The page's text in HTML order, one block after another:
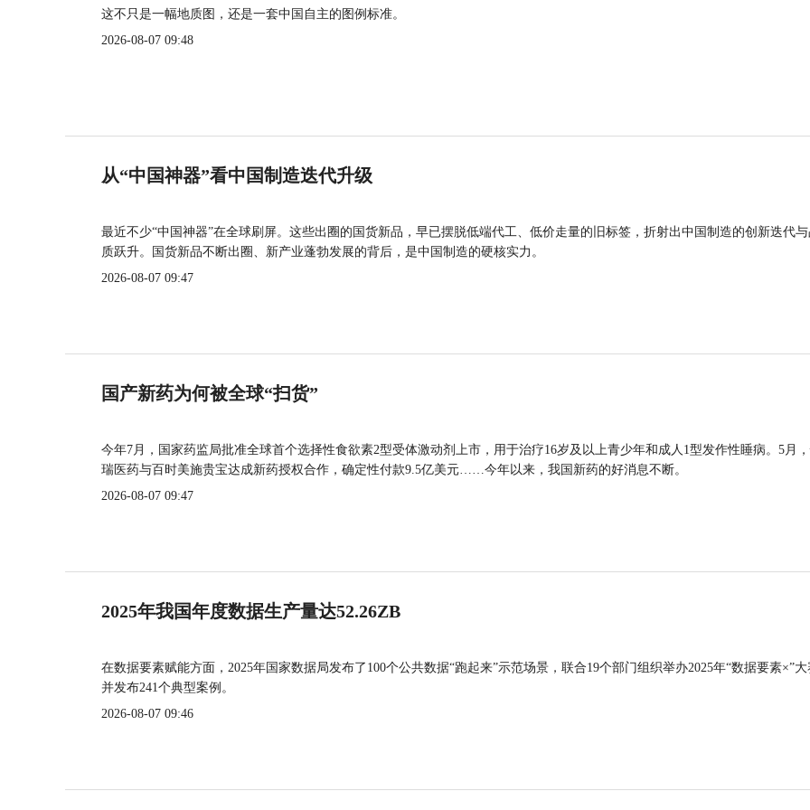
这不只是一幅地质图，还是一套中国自主的图例标准。
2026-08-07 09:48
从“中国神器”看中国制造迭代升级
最近不少“中国神器”在全球刷屏。这些出圈的国货新品，早已摆脱低端代工、低价走量的旧标签，折射出中国制造的创新迭代
质跃升。国货新品不断出圈、新产业蓬勃发展的背后，是中国制造的硬核实力。
2026-08-07 09:47
国产新药为何被全球“扫货”
今年7月，国家药监局批准全球首个选择性食欲素2型受体激动剂上市，用于治疗16岁及以上青少年和成人1型发作性睡病。5月
瑞医药与百时美施贵宝达成新药授权合作，确定性付款9.5亿美元……今年以来，我国新药的好消息不断。
2026-08-07 09:47
2025年我国年度数据生产量达52.26ZB
在数据要素赋能方面，2025年国家数据局发布了100个公共数据“跑起来”示范场景，联合19个部门组织举办2025年“数据要素×”大
并发布241个典型案例。
2026-08-07 09:46